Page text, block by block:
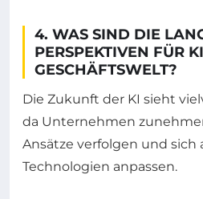
4. WAS SIND DIE
PERSPEKTIVEN FÜR
GESCHÄFTSWELT?
Die Zukunft der KI sieht
da Unternehmen
Ansätze verfolgen und sich
Technologien anpassen.